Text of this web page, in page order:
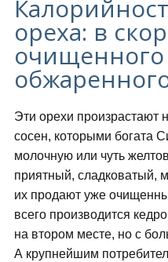
ореха: в
Эти орехи произрастают
сосен, которыми богата
молочную или чуть
приятный, сладковатый,
их продают уже
всего производится
на втором месте, но с
А крупнейшим